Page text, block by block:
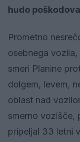
hudo
Prometno
osebnega
smeri Planine
dolgem, levem,
oblast nad
smerno vozišče,
pripeljal 33 letni